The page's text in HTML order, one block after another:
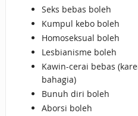
Seks bebas boleh
Kumpul kebo boleh
Homoseksual boleh
Lesbianisme boleh
Kawin-cerai bebas
bahagia)
Bunuh diri boleh
Aborsi boleh